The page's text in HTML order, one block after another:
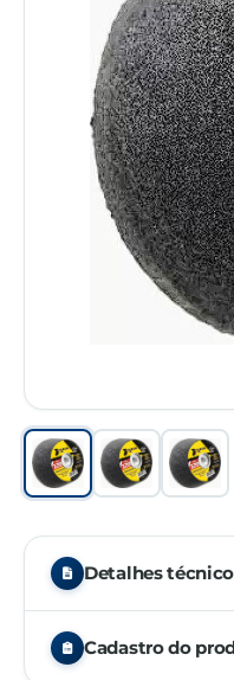
Detalhes
Ideal para
Cadastro do